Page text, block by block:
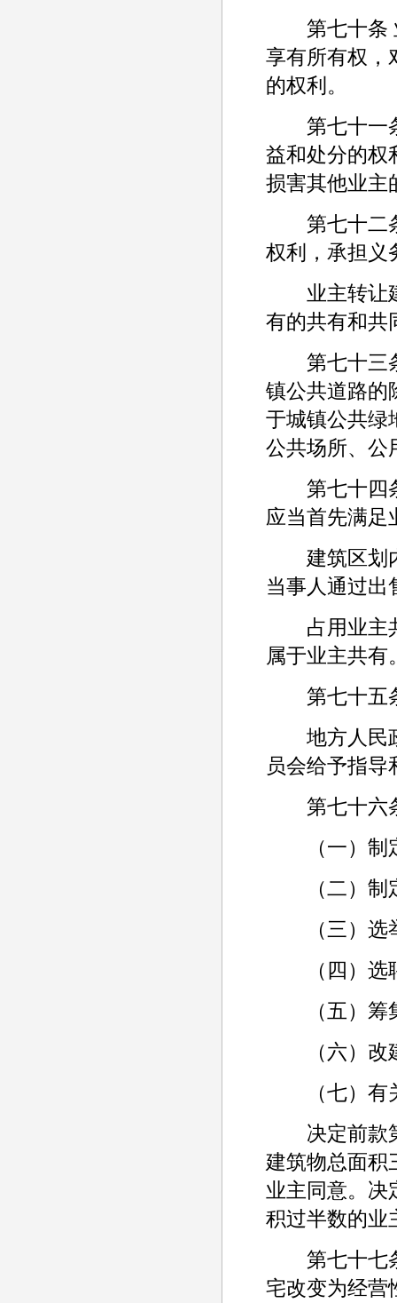
第七十条
享有所有权，
的权利。
第七十一条
益和处分的权
损害其他业主
第七十二条
权利，承担义
业主转让建
有的共有和共
第七十三条
镇公共道路的
于城镇公共绿
公共场所、公
第七十四条
应当首先满足
建筑区划内
当事人通过出
占用业主共
属于业主共有
第七十五条
地方人民政
员会给予指导
第七十六条
（一）制定
（二）制定
（三）选举
（四）选聘
（五）筹集
（六）改建
（七）有关
决定前款第
建筑物总面积
业主同意。决
积过半数的业
第七十七条
宅改变为经营